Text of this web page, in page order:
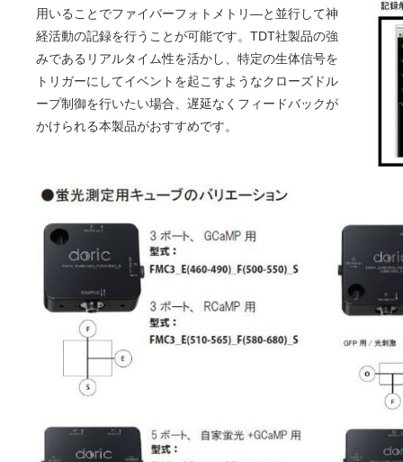
用いることでファイバーフォトメトリ―と並行して神
経活動の記録を行うことが可能です。TDT社製品の強
みであるリアルタイム性を活かし、特定の生体信号を
トリガーにしてイベントを起こすようなクローズドル
ープ制御を行いたい場合、遅延なくフィードバックが
かけられる本製品がおすすめです。